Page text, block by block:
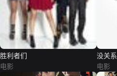
胜利者们
电影
没关系
电影